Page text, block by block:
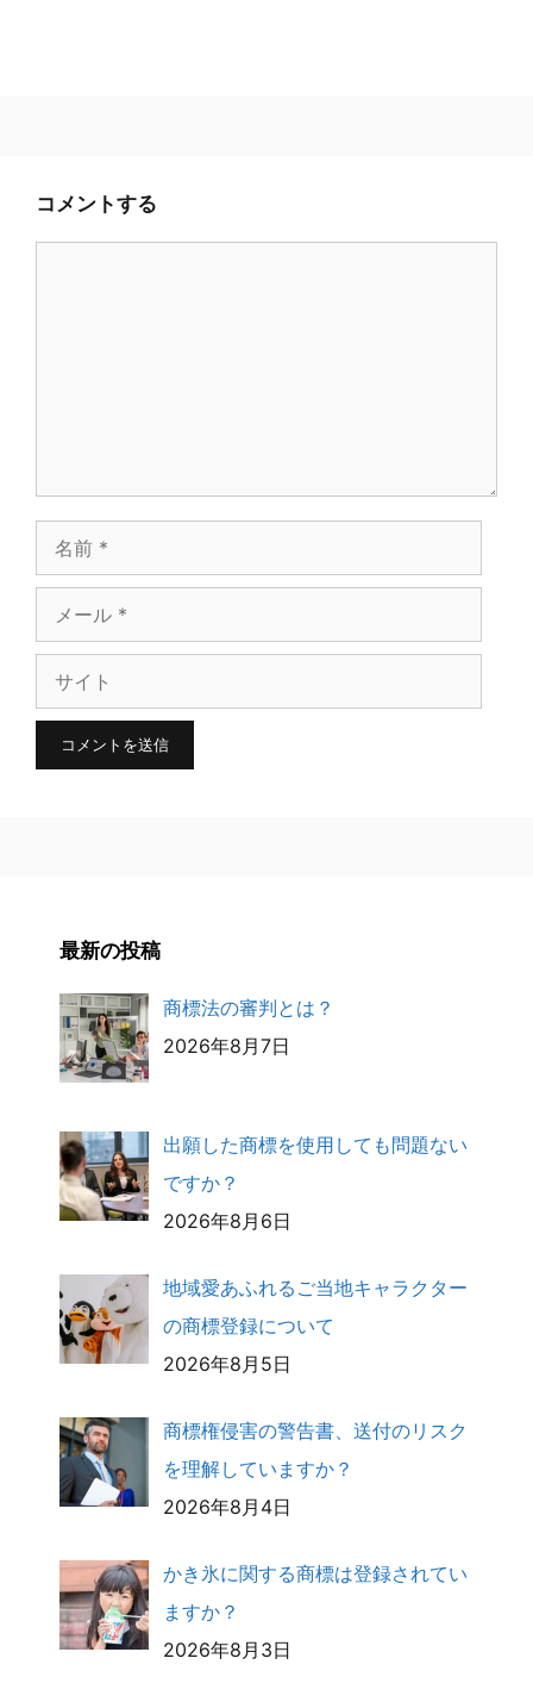
コメントする
前
ー
イ
最新の投稿
商標法の審判とは？
2026年8月7日
出願した商標を使用しても問題ない
ですか？
2026年8月6日
地域愛あふれるご当地キャラクター
の商標登録について
2026年8月5日
商標権侵害の警告書、送付のリスク
を理解していますか？
2026年8月4日
かき氷に関する商標は登録されてい
ますか？
2026年8月3日